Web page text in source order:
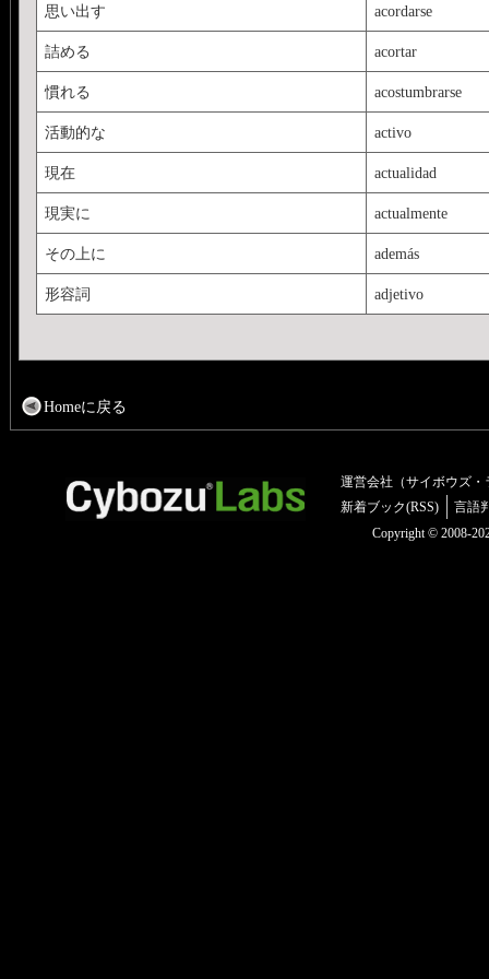
思い出す acordarse
詰める acortar
慣れる acostumbrarse
活動的な activo
現在 actualidad
現実に actualmente
その上に además
形容詞 adjetivo
Homeに戻る
運営会社（サイボウズ・
新着ブック(RSS)
言語
Copyright © 2008-